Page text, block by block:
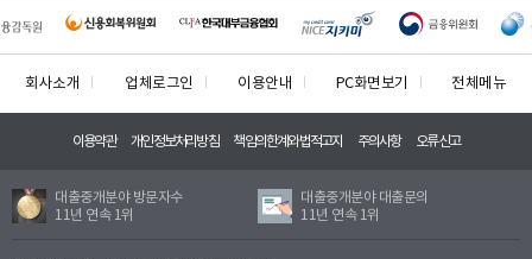
회사소개 업체로그인 이용안내 PC화면보기 전체메뉴
이용약관 개인정보처리방침 책임의한계와법적고지 주의사항 오류신고
대출중개분야 방문자수
11년 연속 1위
대출중개분야 대출문의
11년 연속 1위